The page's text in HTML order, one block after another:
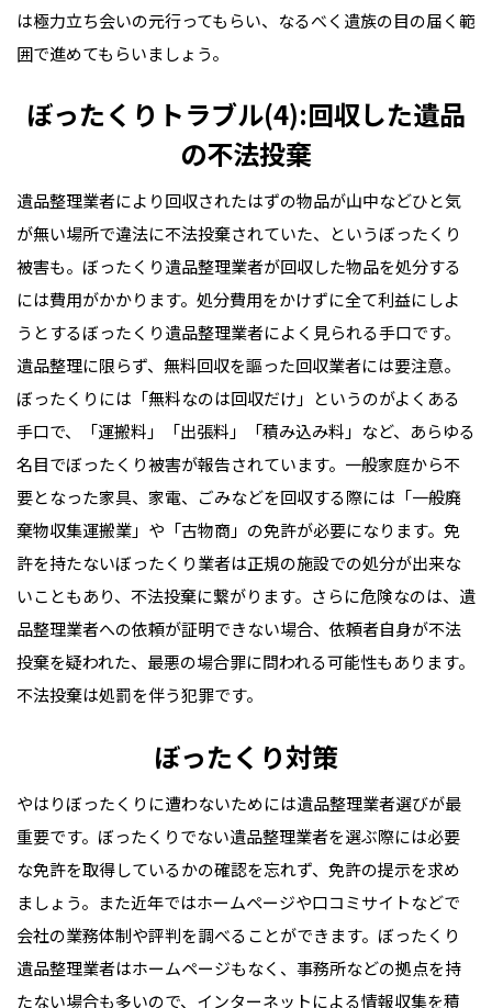
は極力立ち会いの元行ってもらい、なるべく遺族の目の届く範
囲で進めてもらいましょう。
ぼったくりトラブル(4):回収した遺品
の不法投棄
遺品整理業者により回収されたはずの物品が山中などひと気
が無い場所で違法に不法投棄されていた、というぼったくり
被害も。ぼったくり遺品整理業者が回収した物品を処分する
には費用がかかります。処分費用をかけずに全て利益にしよ
うとするぼったくり遺品整理業者によく見られる手口です。
遺品整理に限らず、無料回収を謳った回収業者には要注意。
ぼったくりには「無料なのは回収だけ」というのがよくある
手口で、「運搬料」「出張料」「積み込み料」など、あらゆる
名目でぼったくり被害が報告されています。一般家庭から不
要となった家具、家電、ごみなどを回収する際には「一般廃
棄物収集運搬業」や「古物商」の免許が必要になります。免
許を持たないぼったくり業者は正規の施設での処分が出来な
いこともあり、不法投棄に繋がります。さらに危険なのは、遺
品整理業者への依頼が証明できない場合、依頼者自身が不法
投棄を疑われた、最悪の場合罪に問われる可能性もあります。
不法投棄は処罰を伴う犯罪です。
ぼったくり対策
やはりぼったくりに遭わないためには遺品整理業者選びが最
重要です。ぼったくりでない遺品整理業者を選ぶ際には必要
な免許を取得しているかの確認を忘れず、免許の提示を求め
ましょう。また近年ではホームページや口コミサイトなどで
会社の業務体制や評判を調べることができます。ぼったくり
遺品整理業者はホームページもなく、事務所などの拠点を持
たない場合も多いので、インターネットによる情報収集を積